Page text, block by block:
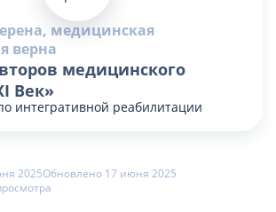
медицинская
верна
медицинского
Век»
интегративной реабилитации
2025Обновлено 17 июня 2025